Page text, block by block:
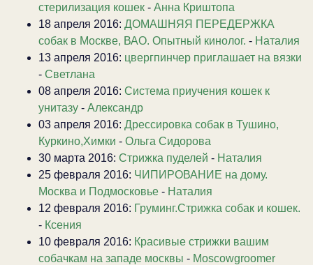
стерилизация кошек - Анна Криштопа
18 апреля 2016: ДОМАШНЯЯ ПЕРЕДЕРЖКА
собак в Москве, ВАО. Опытный кинолог. - Наталия
13 апреля 2016: цвергпинчер приглашает на вязки
- Светлана
08 апреля 2016: Система приучения кошек к
унитазу - Александр
03 апреля 2016: Дрессировка собак в Тушино,
Куркино,Химки - Ольга Сидорова
30 марта 2016: Стрижка пуделей - Наталия
25 февраля 2016: ЧИПИРОВАНИЕ на дому.
Москва и Подмосковье - Наталия
12 февраля 2016: Груминг.Стрижка собак и кошек.
- Ксения
10 февраля 2016: Красивые стрижки вашим
собачкам на западе москвы - Moscowgroomer